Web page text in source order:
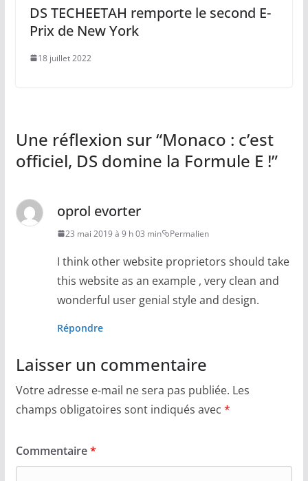
DS TECHEETAH remporte le second E-
Prix de New York
18 juillet 2022
Une réflexion sur “Monaco : c’est
officiel, DS domine la Formule E !”
oprol evorter
23 mai 2019 à 9 h 03 min Permalien
I think other website proprietors should take
this website as an example , very clean and
wonderful user genial style and design.
Répondre
Laisser un commentaire
Votre adresse e-mail ne sera pas publiée. Les
champs obligatoires sont indiqués avec *
Commentaire*